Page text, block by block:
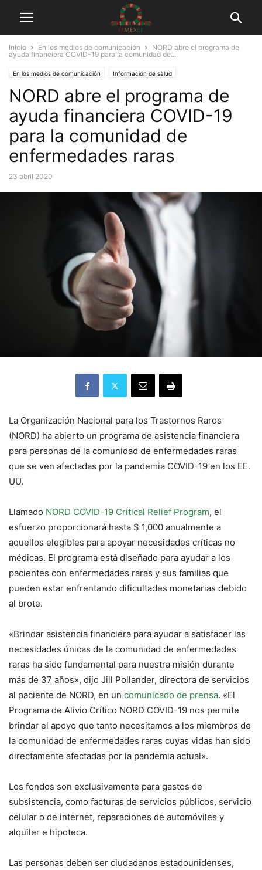
Inicio En los medios de comunicación
NORD abre el programa de
ayuda financiera COVID-19 para la comunidad de...
En los medios de comunicación Información de salud
NORD abre el programa de
ayuda financiera COVID-19
para la comunidad de
enfermedades raras
23 abril 2020
La Organización Nacional para los Trastornos Raros
(NORD) ha abierto un programa de asistencia financiera
para personas de la comunidad de enfermedades raras
que se ven afectadas por la pandemia COVID-19 en los EE.
UU.
Llamado NORD COVID-19 Critical Relief Program, el
esfuerzo proporcionará hasta $ 1,000 anualmente a
aquellos elegibles para apoyar necesidades críticas no
médicas. El programa está diseñado para ayudar a los
pacientes con enfermedades raras y sus familias que
pueden estar enfrentando dificultades monetarias debido
al brote.
«Brindar asistencia financiera para ayudar a satisfacer las
necesidades únicas de la comunidad de enfermedades
raras ha sido fundamental para nuestra misión durante
más de 37 años», dijo Jill Pollander, directora de servicios
al paciente de NORD, en un comunicado de prensa. «El
Programa de Alivio Crítico NORD COVID-19 nos permite
brindar el apoyo que tanto necesitamos a los miembros de
la comunidad de enfermedades raras cuyas vidas han sido
directamente afectadas por la pandemia actual».
Los fondos son exclusivamente para gastos de
subsistencia, como facturas de servicios públicos, servicio
celular o de internet, reparaciones de automóviles y
alquiler e hipoteca.
Las personas deben ser ciudadanos estadounidenses,